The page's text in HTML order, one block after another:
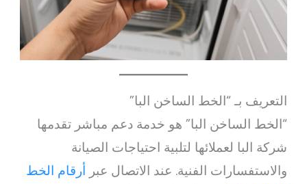
التعريف بـ “الخط الساخن البا”
“الخط الساخن البا” هو خدمة دعم مباشر تقدمها
شركة البا لعملائها لتلبية احتياجات الصيانة
والاستفسارات الفنية. عند الاتصال عبر أرقام الخط